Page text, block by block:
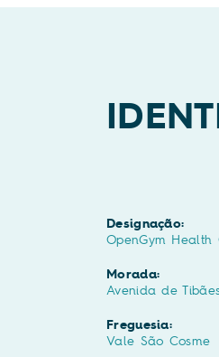
Designação:
OpenGym Health
Morada:
Avenida de
Freguesia:
Vale São Cosme